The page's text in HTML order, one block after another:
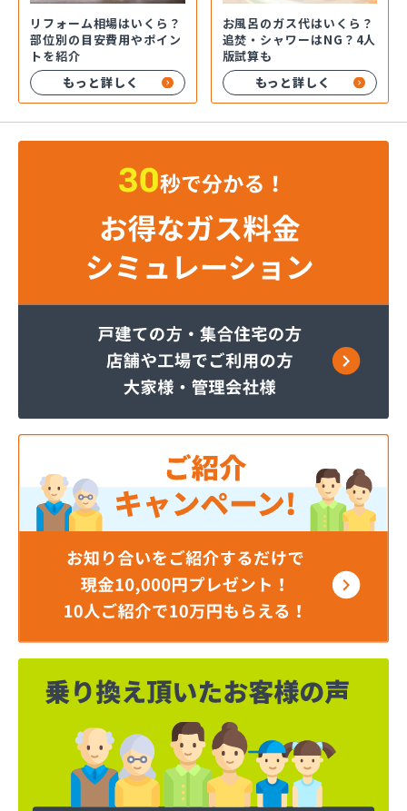
リフォーム相場はいくら？
部位別の目安費用やポイン
トを紹介
もっと詳しく
お風呂のガス代はいくら？
追焚・シャワーはNG？4人
版試算も
もっと詳しく